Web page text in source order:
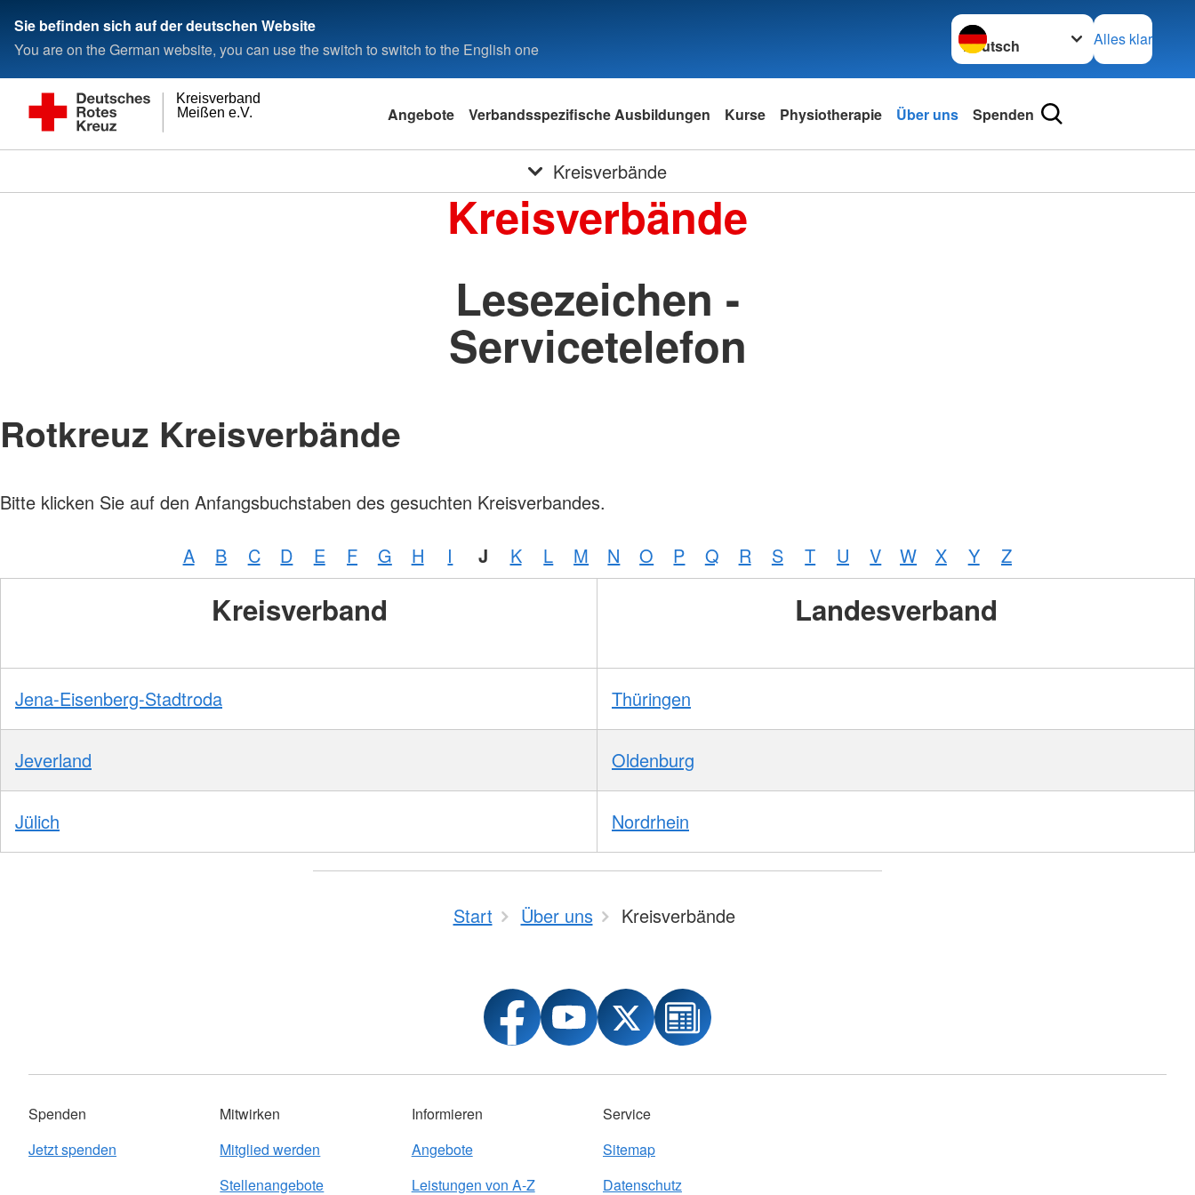
Sie befinden sich auf der deutschen Website
You are on the German website, you can use the switch to switch to the English one
Sprache wechseln zu
Alles klar
Meißen e.V.
Kreisverband
Angebote Verbandsspezifische Ausbildungen Kurse Physiotherapie Über uns Spenden
Kreisverbände
Kreisverbände
Lesezeichen -
Servicetelefon
Rotkreuz Kreisverbände
Bitte klicken Sie auf den Anfangsbuchstaben des gesuchten Kreisverbandes.
A B C D E F G H I J K L M N O P Q R S T U V W X Y Z
Kreisverband Landesverband
Jena-Eisenberg-Stadtroda Thüringen
Jeverland Oldenburg
Jülich Nordrhein
Start Über uns Kreisverbände
Spenden
Jetzt spenden
Mitwirken
Mitglied werden
Stellenangebote
Informieren
Angebote
Leistungen von A-Z
Service
Sitemap
Datenschutz